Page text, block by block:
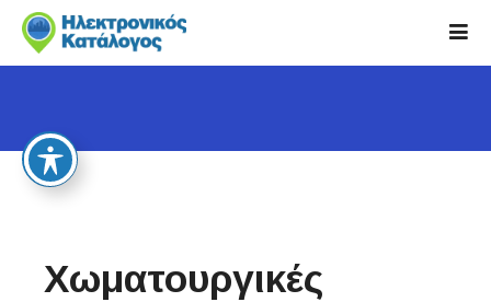
i
Χωματουργικές